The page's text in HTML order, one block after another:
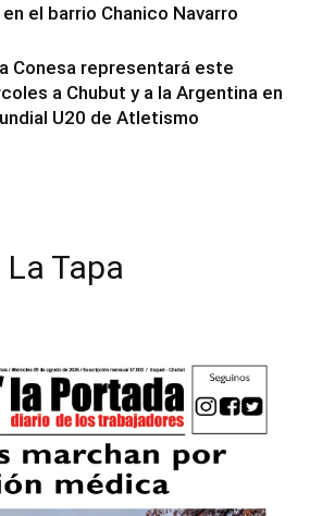
en el barrio Chanico Navarro
Conesa representará este
a Chubut y a la Argentina en
U20 de Atletismo
La Tapa